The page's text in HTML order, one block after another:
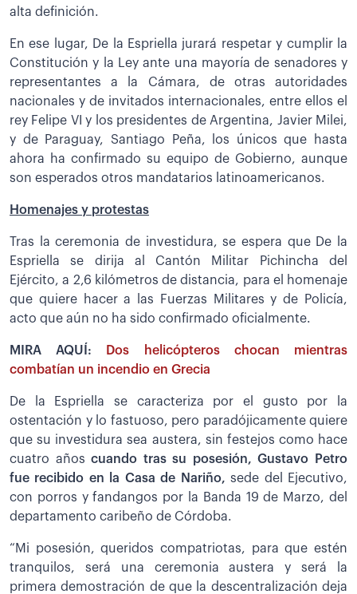
alta definición.
En ese lugar, De la Espriella jurará respetar y cumplir la
Constitución y la Ley ante una mayoría de senadores y
representantes a la Cámara, de otras autoridades
nacionales y de invitados internacionales, entre ellos el
rey Felipe VI y los presidentes de Argentina, Javier Milei,
y de Paraguay, Santiago Peña, los únicos que hasta
ahora ha confirmado su equipo de Gobierno, aunque
son esperados otros mandatarios latinoamericanos.
Homenajes y protestas
Tras la ceremonia de investidura, se espera que De la
Espriella se dirija al Cantón Militar Pichincha del
Ejército, a 2,6 kilómetros de distancia, para el homenaje
que quiere hacer a las Fuerzas Militares y de Policía,
acto que aún no ha sido confirmado oficialmente.
MIRA AQUÍ:
Dos helicópteros chocan mientras
combatían un incendio en Grecia
De la Espriella se caracteriza por el gusto por la
ostentación y lo fastuoso, pero paradójicamente quiere
que su investidura sea austera, sin festejos como hace
cuatro añoscuando tras su posesión, Gustavo Petro
fue recibido en la Casa de Nariño, sede del Ejecutivo,
con porros y fandangos por la Banda 19 de Marzo, del
departamento caribeño de Córdoba.
“Mi posesión, queridos compatriotas, para que estén
tranquilos, será una ceremonia austera y será la
primera demostración de que la descentralización deja